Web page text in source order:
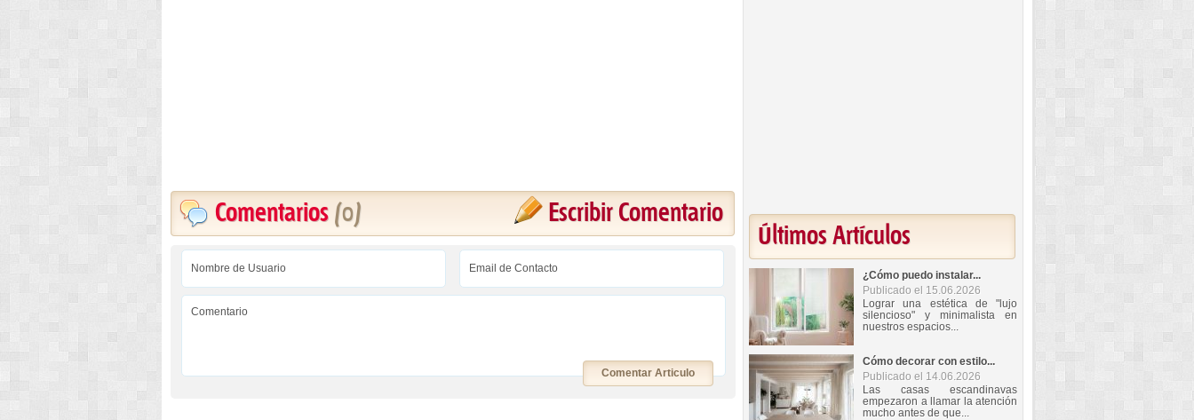
Escribir Comentario
Comentarios (0)
Comentar Articulo
Últimos Artículos
¿Cómo puedo instalar...
Publicado el 15.06.2026
Lograr una estética de "lujo
silencioso" y minimalista en
nuestros espacios...
Cómo decorar con estilo...
Publicado el 14.06.2026
Las casas escandinavas
empezaron a llamar la atención
mucho antes de que...